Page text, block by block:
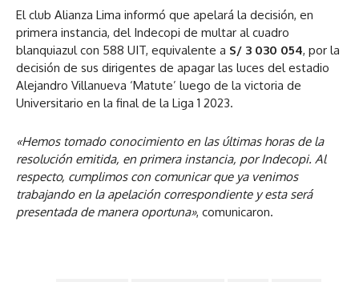
El club Alianza Lima informó que apelará la decisión, en
primera instancia, del Indecopi de multar al cuadro
blanquiazul con 588 UIT, equivalente a S/ 3 030 054, por la
decisión de sus dirigentes de apagar las luces del estadio
Alejandro Villanueva ‘Matute’ luego de la victoria de
Universitario en la final de la Liga 1 2023.
«Hemos tomado conocimiento en las últimas horas de la
resolución emitida, en primera instancia, por Indecopi. Al
respecto, cumplimos con comunicar que ya venimos
trabajando en la apelación correspondiente y esta será
presentada de manera oportuna», comunicaron.